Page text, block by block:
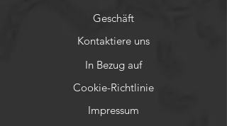
Geschäft
Kontaktiere uns
In Bezug auf
Cookie-Richtlinie
Impressum